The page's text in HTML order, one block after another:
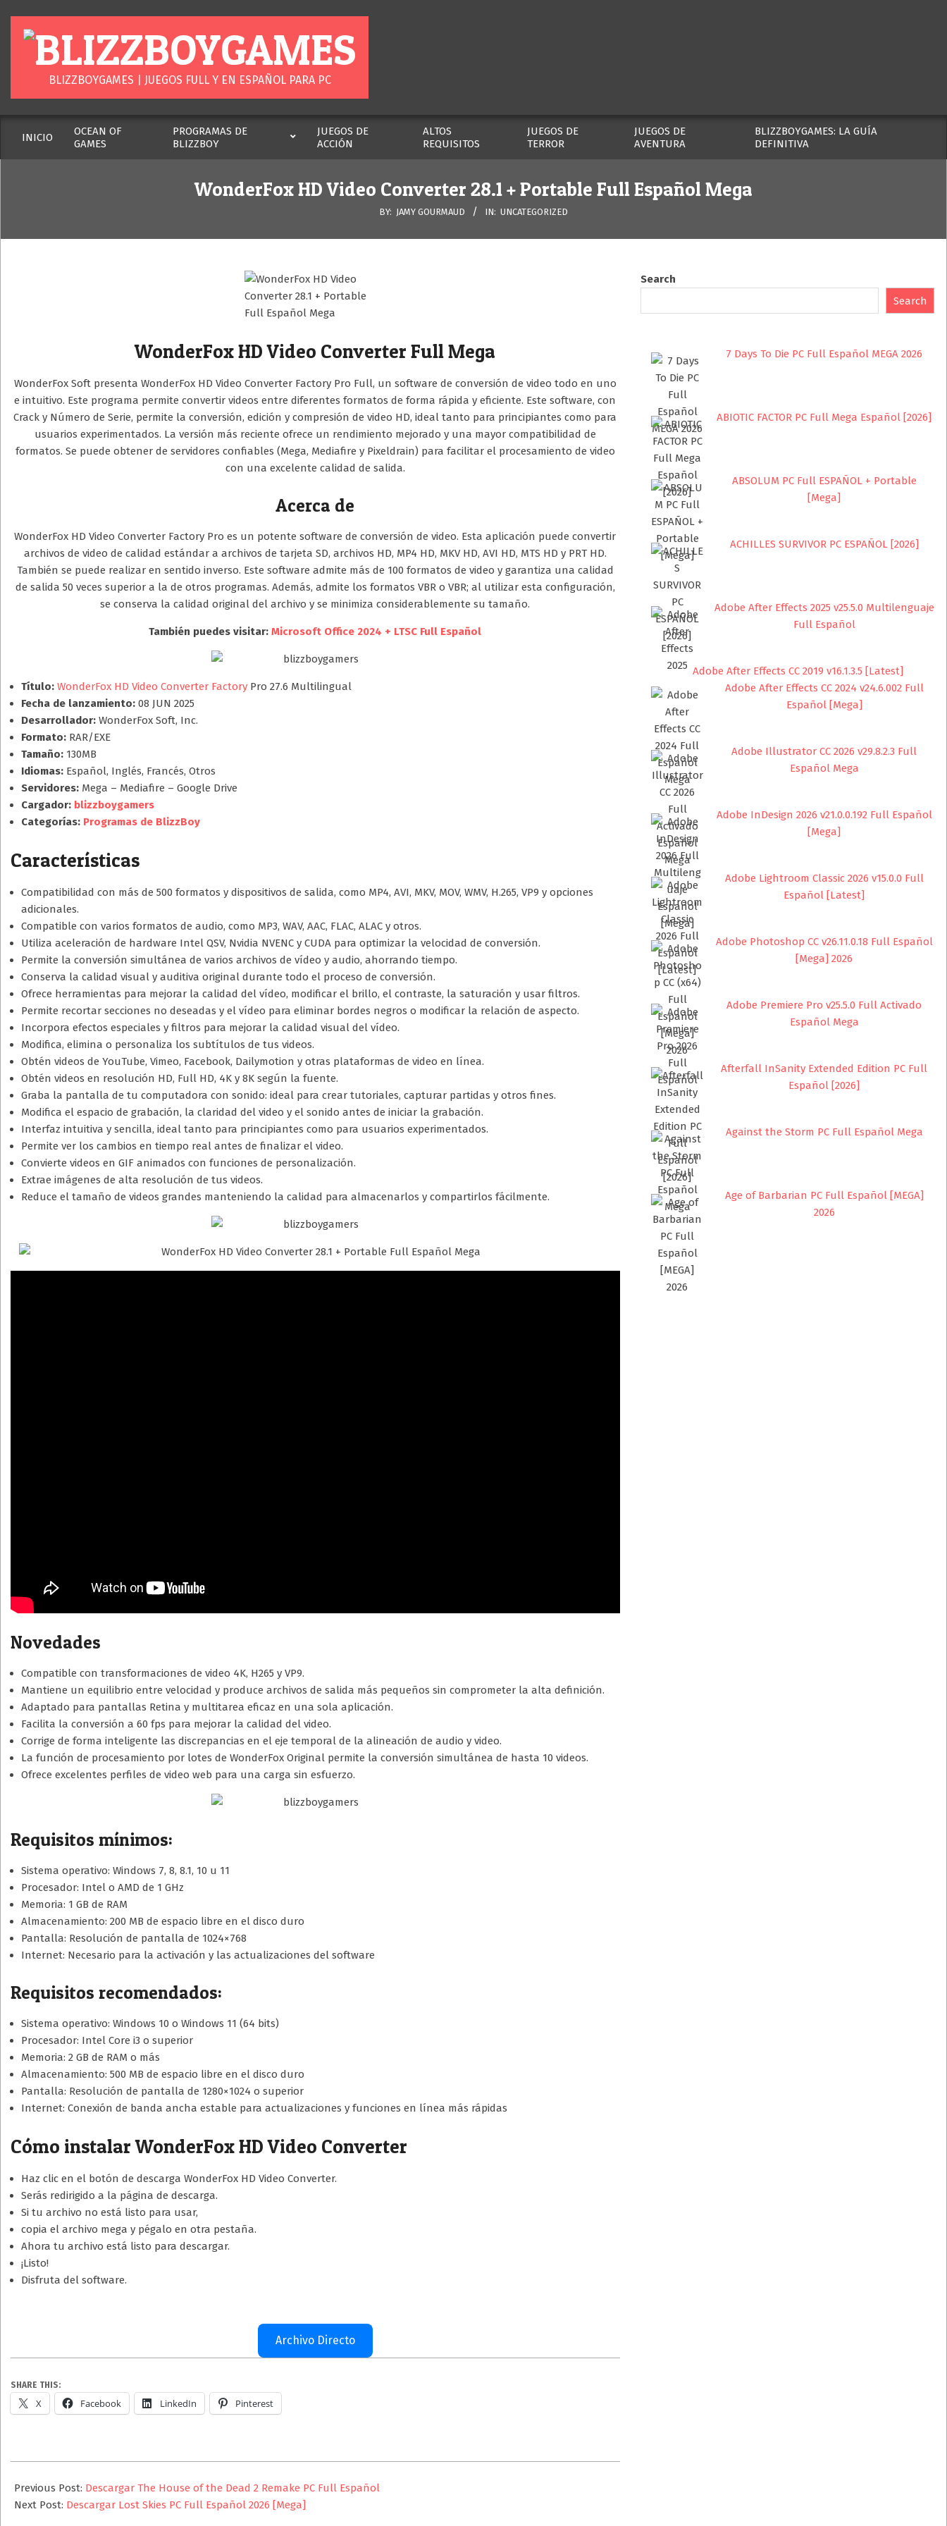
content
BLIZZBOYGAMES
BLIZZBOYGAMES | JUEGOS FULL Y EN ESPAÑOL PARA PC
Secondary
Navigation
INICIO
OCEAN OF
GAMES
PROGRAMAS DE
BLIZZBOY
JUEGOS DE
ACCIÓN
ALTOS
REQUISITOS
JUEGOS DE
TERROR
JUEGOS DE
AVENTURA
BLIZZBOYGAMES: LA GUÍA
DEFINITIVA
WonderFox HD Video Converter 28.1 + Portable Full Español Mega
BY: JAMY GOURMAUD IN: UNCATEGORIZED
WonderFox HD Video Converter Full Mega
WonderFox Soft presenta WonderFox HD Video Converter Factory Pro Full, un software de conversión de video todo en uno
e intuitivo. Este programa permite convertir videos entre diferentes formatos de forma rápida y eficiente. Este software, con
Crack y Número de Serie, permite la conversión, edición y compresión de video HD, ideal tanto para principiantes como para
usuarios experimentados. La versión más reciente ofrece un rendimiento mejorado y una mayor compatibilidad de
formatos. Se puede obtener de servidores confiables (Mega, Mediafire y Pixeldrain) para facilitar el procesamiento de video
con una excelente calidad de salida.
Acerca de
WonderFox HD Video Converter Factory Pro es un potente software de conversión de video. Esta aplicación puede convertir
archivos de video de calidad estándar a archivos de tarjeta SD, archivos HD, MP4 HD, MKV HD, AVI HD, MTS HD y PRT HD.
También se puede realizar en sentido inverso. Este software admite más de 100 formatos de video y garantiza una calidad
de salida 50 veces superior a la de otros programas. Además, admite los formatos VBR o VBR; al utilizar esta configuración,
se conserva la calidad original del archivo y se minimiza considerablemente su tamaño.
También puedes visitar: Microsoft Office 2024 + LTSC Full Español
Título: WonderFox HD Video Converter Factory Pro 27.6 Multilingual
Fecha de lanzamiento: 08 JUN 2025
Desarrollador: WonderFox Soft, Inc.
Formato: RAR/EXE
Tamaño: 130MB
Idiomas: Español, Inglés, Francés, Otros
Servidores: Mega – Mediafire – Google Drive
Cargador: blizzboygamers
Categorías: Programas de BlizzBoy
Características
Compatibilidad con más de 500 formatos y dispositivos de salida, como MP4, AVI, MKV, MOV, WMV, H.265, VP9 y opciones
adicionales.
Compatible con varios formatos de audio, como MP3, WAV, AAC, FLAC, ALAC y otros.
Utiliza aceleración de hardware Intel QSV, Nvidia NVENC y CUDA para optimizar la velocidad de conversión.
Permite la conversión simultánea de varios archivos de vídeo y audio, ahorrando tiempo.
Conserva la calidad visual y auditiva original durante todo el proceso de conversión.
Ofrece herramientas para mejorar la calidad del vídeo, modificar el brillo, el contraste, la saturación y usar filtros.
Permite recortar secciones no deseadas y el vídeo para eliminar bordes negros o modificar la relación de aspecto.
Incorpora efectos especiales y filtros para mejorar la calidad visual del vídeo.
Modifica, elimina o personaliza los subtítulos de tus videos.
Obtén videos de YouTube, Vimeo, Facebook, Dailymotion y otras plataformas de video en línea.
Obtén videos en resolución HD, Full HD, 4K y 8K según la fuente.
Graba la pantalla de tu computadora con sonido: ideal para crear tutoriales, capturar partidas y otros fines.
Modifica el espacio de grabación, la claridad del video y el sonido antes de iniciar la grabación.
Interfaz intuitiva y sencilla, ideal tanto para principiantes como para usuarios experimentados.
Permite ver los cambios en tiempo real antes de finalizar el video.
Convierte videos en GIF animados con funciones de personalización.
Extrae imágenes de alta resolución de tus videos.
Reduce el tamaño de videos grandes manteniendo la calidad para almacenarlos y compartirlos fácilmente.
Novedades
Compatible con transformaciones de video 4K, H265 y VP9.
Mantiene un equilibrio entre velocidad y produce archivos de salida más pequeños sin comprometer la alta definición.
Adaptado para pantallas Retina y multitarea eficaz en una sola aplicación.
Facilita la conversión a 60 fps para mejorar la calidad del video.
Corrige de forma inteligente las discrepancias en el eje temporal de la alineación de audio y video.
La función de procesamiento por lotes de WonderFox Original permite la conversión simultánea de hasta 10 videos.
Ofrece excelentes perfiles de video web para una carga sin esfuerzo.
Requisitos mínimos:
Sistema operativo: Windows 7, 8, 8.1, 10 u 11
Procesador: Intel o AMD de 1 GHz
Memoria: 1 GB de RAM
Almacenamiento: 200 MB de espacio libre en el disco duro
Pantalla: Resolución de pantalla de 1024×768
Internet: Necesario para la activación y las actualizaciones del software
Requisitos recomendados:
Sistema operativo: Windows 10 o Windows 11 (64 bits)
Procesador: Intel Core i3 o superior
Memoria: 2 GB de RAM o más
Almacenamiento: 500 MB de espacio libre en el disco duro
Pantalla: Resolución de pantalla de 1280×1024 o superior
Internet: Conexión de banda ancha estable para actualizaciones y funciones en línea más rápidas
Cómo instalar WonderFox HD Video Converter
Haz clic en el botón de descarga WonderFox HD Video Converter.
Serás redirigido a la página de descarga.
Si tu archivo no está listo para usar,
copia el archivo mega y pégalo en otra pestaña.
Ahora tu archivo está listo para descargar.
¡Listo!
Disfruta del software.
Archivo Directo
SHARE THIS:
X Facebook LinkedIn Pinterest
10-
19
Previous Post: Descargar The House of the Dead 2 Remake PC Full Español
Next Post: Descargar Lost Skies PC Full Español 2026 [Mega]
Search
Search
7 Days To Die PC Full Español MEGA 2026
ABIOTIC FACTOR PC Full Mega Español [2026]
ABSOLUM PC Full ESPAÑOL + Portable
[Mega]
ACHILLES SURVIVOR PC ESPAÑOL [2026]
Adobe After Effects 2025 v25.5.0 Multilenguaje
Full Español
Adobe After Effects CC 2019 v16.1.3.5 [Latest]
Adobe After Effects CC 2024 v24.6.002 Full
Español [Mega]
Adobe Illustrator CC 2026 v29.8.2.3 Full
Español Mega
Adobe InDesign 2026 v21.0.0.192 Full Español
[Mega]
Adobe Lightroom Classic 2026 v15.0.0 Full
Español [Latest]
Adobe Photoshop CC v26.11.0.18 Full Español
[Mega] 2026
Adobe Premiere Pro v25.5.0 Full Activado
Español Mega
Afterfall InSanity Extended Edition PC Full
Español [2026]
Against the Storm PC Full Español Mega
Age of Barbarian PC Full Español [MEGA]
2026